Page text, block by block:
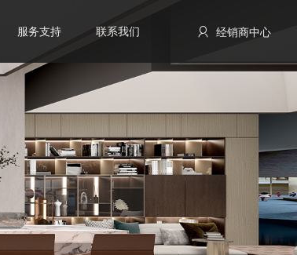
服务支持 联系我们 经销商中心